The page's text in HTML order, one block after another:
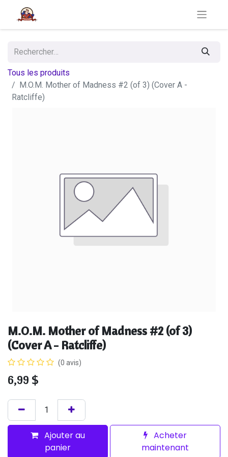
Tous les produits
M.O.M. Mother of Madness #2 (of 3) (Cover A -
Ratcliffe)
M.O.M. Mother of Madness #2 (of 3)
(Cover A - Ratcliffe)
(0 avis)
6,99 $
Ajouter au
panier
Acheter
maintenant